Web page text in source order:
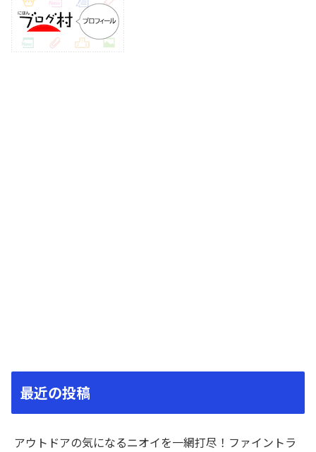
最近の投稿
アウトドアの気になるニオイを一網打尽！ファイントラ